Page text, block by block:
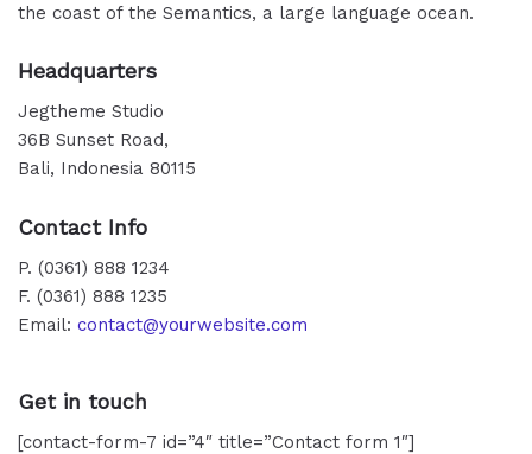
the coast of the Semantics, a large language ocean.
Headquarters
Jegtheme Studio
36B Sunset Road,
Bali, Indonesia 80115
Contact Info
P. (0361) 888 1234
F. (0361) 888 1235
Email: contact@yourwebsite.com
Get in touch
[contact-form-7 id=”4″ title=”Contact form 1″]